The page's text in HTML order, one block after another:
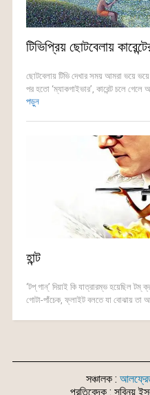
টিভিপ্রিয় ছোটবেলায়
ছোটবেলায় টিভি দেখার সময় আমরা ভয়ে
পর হতো ‘ম্যাকগাইভার’, কারেন্ট চলে
পড়ুন
হান্ট
‘টপ্ গান্’ দিয়াই কি যাত্রারম্ভ হয়েছিল
গোটা-পাঁচেক, ফ্লাইট বলতে যা বোঝায় তা
সঞ্চালক :
প্রতিবেদক : সুবিনয়